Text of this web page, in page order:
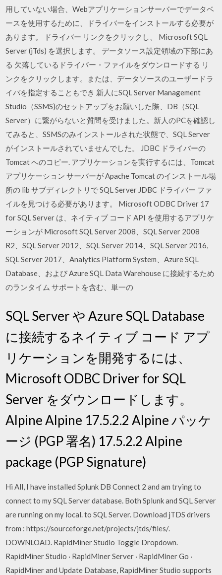
用していない場合、Webアプリケーションサーバーでデータベ
ースを使用するために、ドライバーをインストールする必要が
あります。 ドライバー リンクをクリックし、 Microsoft SQL
Server (jTds) を選択します。 データソース設定領域の下部にあ
る 欠落しているドライバー・ファイルをダウンロードする リ
ンクをクリックします。または、データソースのユーザードラ
イバを指定することもでき 新人にSQL Server Management
Studio（SSMS)のセットアップをお願いした際、DB（SQL
Server）に繋がらないと質問を受けました。新人のPCを確認し
てみると、SSMSのみインストールされた状態で、SQL Server
がインストールされていませんでした。 JDBC ドライバーの
Tomcat へのコピー. アプリケーションを実行するには、Tomcat
アプリケーション サーバーが Apache Tomcat のインストール場
所の lib サブディレクトリで SQL Server JDBC ドライバー ファ
イルを見つける必要があります。 Microsoft ODBC Driver 17
for SQL Server は、ネイティブ コード API を使用するアプリケ
ーションが Microsoft SQL Server 2008、SQL Server 2008
R2、SQL Server 2012、SQL Server 2014、SQL Server 2016,
SQL Server 2017、Analytics Platform System、Azure SQL
Database、および Azure SQL Data Warehouse に接続するため
のランタイム サポートを含む、単一の
SQL Server や Azure SQL Database
に接続するネイティブ コード アプ
リケーションを開発するには、
Microsoft ODBC Driver for SQL
Server をダウンロードします。
Alpine Alpine 17.5.2.2 Alpine パッケ
ージ (PGP 署名) 17.5.2.2 Alpine
package (PGP Signature)
Hi All, I have installed Splunk DB Connect 2 and am trying to
connect to my SQL Server database. Both Splunk and SQL Server
are running on my local. to SQL Server. Download jTDS drivers
from : https://sourceforge.net/projects/jtds/files/.
DOWNLOAD. RapidMiner Studio Toggle Dropdown.
RapidMiner Studio · RapidMiner Server · RapidMiner Go ·
RapidMiner and Update Database, RapidMiner Studio supports